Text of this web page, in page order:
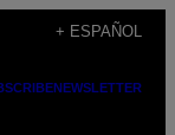
+ ESPAÑOL
NEWSLETTER